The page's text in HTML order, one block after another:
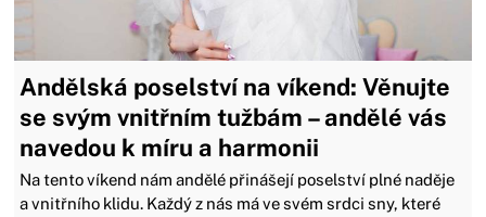
Andělská poselství na víkend: Věnujte
se svým vnitřním tužbám – andělé vás
navedou k míru a harmonii
Na tento víkend nám andělé přinášejí poselství plné naděje
a vnitřního klidu. Každý z nás má ve svém srdci sny, které